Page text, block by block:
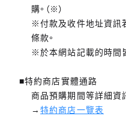
購。（※）
※付款及收件地址資訊
條款。
※於本網站記載的時間
■特約商店實體通路
商品預購期間等詳細資
→特約商店一覽表